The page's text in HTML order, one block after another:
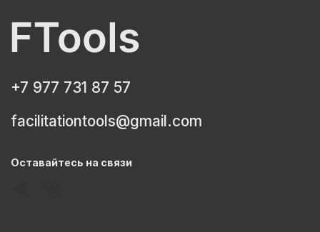
+7 977 731 87 57
facilitationtools@gmail.com
Оставайтесь на связи